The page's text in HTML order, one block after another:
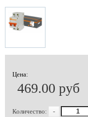
Цена:
469.00 руб
Количество: -